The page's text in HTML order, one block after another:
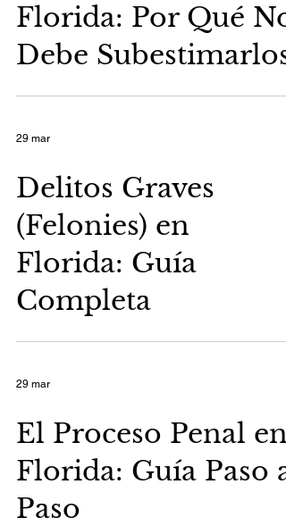
Florida: Por Qué No
Debe Subestimarlos
29 mar
Delitos Graves
(Felonies) en
Florida: Guía
Completa
29 mar
El Proceso Penal en
Florida: Guía Paso a
Paso